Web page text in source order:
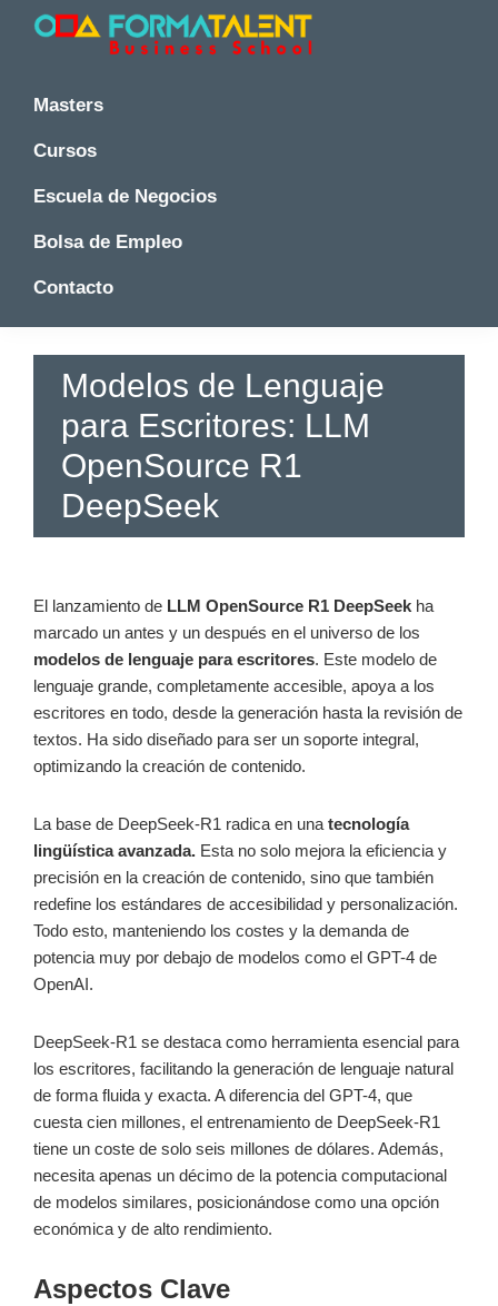
Saltar
Saltar
Saltar
principal
y
Master
en
Madrid
Formatalent
y
en
-
Formatalent
Masters
Cursos
Escuela de Negocios
Bolsa de Empleo
Contacto
Modelos de Lenguaje
para Escritores: LLM
OpenSource R1
DeepSeek
El lanzamiento de LLM OpenSource R1 DeepSeek ha
marcado un antes y un después en el universo de los
modelos de lenguaje para escritores. Este modelo de
lenguaje grande, completamente accesible, apoya a los
escritores en todo, desde la generación hasta la revisión de
textos. Ha sido diseñado para ser un soporte integral,
optimizando la creación de contenido.
La base de DeepSeek-R1 radica en una tecnología
lingüística avanzada. Esta no solo mejora la eficiencia y
precisión en la creación de contenido, sino que también
redefine los estándares de accesibilidad y personalización.
Todo esto, manteniendo los costes y la demanda de
potencia muy por debajo de modelos como el GPT-4 de
OpenAI.
DeepSeek-R1 se destaca como herramienta esencial para
los escritores, facilitando la generación de lenguaje natural
de forma fluida y exacta. A diferencia del GPT-4, que
cuesta cien millones, el entrenamiento de DeepSeek-R1
tiene un coste de solo seis millones de dólares. Además,
necesita apenas un décimo de la potencia computacional
de modelos similares, posicionándose como una opción
económica y de alto rendimiento.
Aspectos Clave